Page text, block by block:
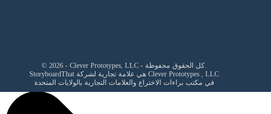
Clever Prototypes , LLC
في مكتب براءات الاختراع والعلامات التجارية بالولايات المتحدة